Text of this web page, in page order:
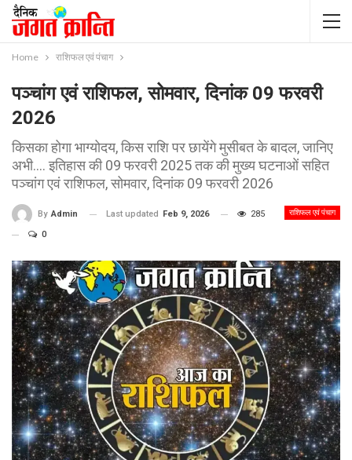
Home राशिफल एवं पंचाग
पञ्चांग एवं राशिफल, सोमवार, दिनांक 09 फरवरी
2026
किसका होगा भाग्योदय, किस राशि पर छायेंगे मुसीबत के बादल, जानिए
अभी.... इतिहास की 09 फरवरी 2025 तक की मुख्य घटनाओं सहित
पञ्चांग एवं राशिफल, सोमवार, दिनांक 09 फरवरी 2026
राशिफल एवं पंचाग
By Admin Last updated Feb 9, 2026 285
0